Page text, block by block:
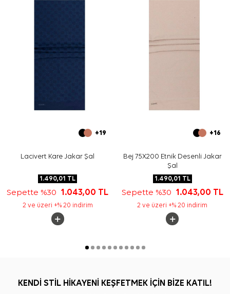
Sıkça Sorulan Sorular
+19
Lacivert Kare Jakar Şal
1.490,01 TL
Sepette %30 1.043,00 TL
2 ve üzeri +% 20 indirim
+16
Bej 75X200 Etnik Desenli Jakar
Şal
1.490,01 TL
Sepette %30 1.043,00 TL
2 ve üzeri +% 20 indirim
KENDİ STİL HİKAYENİ KEŞFETMEK İÇİN BİZE KATIL!